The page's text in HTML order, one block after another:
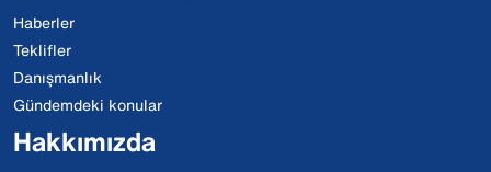
Haberler
Teklifler
Danışmanlık
Gündemdeki konular
Hakkımızda